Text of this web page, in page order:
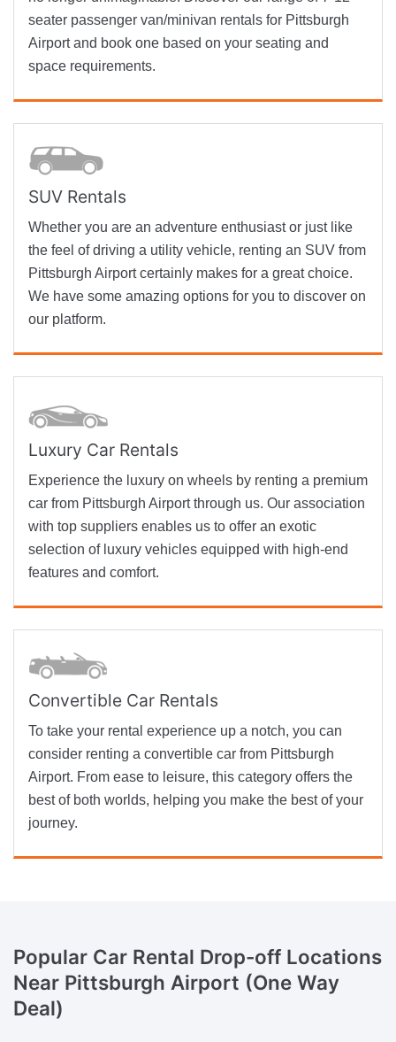
seater passenger van/minivan rentals for Pittsburgh
Airport and book one based on your seating and
space requirements.
SUV Rentals
Whether you are an adventure enthusiast or just like
the feel of driving a utility vehicle, renting an SUV from
Pittsburgh Airport certainly makes for a great choice.
We have some amazing options for you to discover on
our platform.
Luxury Car Rentals
Experience the luxury on wheels by renting a premium
car from Pittsburgh Airport through us. Our association
with top suppliers enables us to offer an exotic
selection of luxury vehicles equipped with high-end
features and comfort.
Convertible Car Rentals
To take your rental experience up a notch, you can
consider renting a convertible car from Pittsburgh
Airport. From ease to leisure, this category offers the
best of both worlds, helping you make the best of your
journey.
Popular Car Rental Drop-off Locations
Near Pittsburgh Airport (One Way
Deal)